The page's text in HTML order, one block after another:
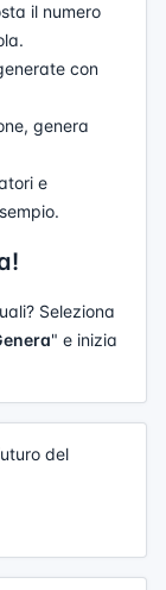
il numero
con
genera
e
Seleziona
" e inizia
del